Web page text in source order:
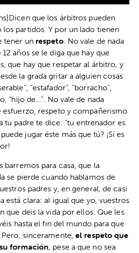
que los árbitros pueden
partidos. Y por un lado tienen
tener un respeto. No vale de nada
años se le diga que hay que
que hay que respetar al árbitro, y
la grada gritar a alguien cosas
“estafador”, “borracho”,
“hijo de…”. No vale de nada
esfuerzo, respeto y compañerismo
tu padre te dice: “tu entrenador es
jugar éste más que tú? ¡Sí es
barremos para casa, que la
se pierde cuando hablamos de
padres y, en general, de casi
está clara: al igual que yo, vuestros
que deis la vida por ellos. Que les
hasta el fin del mundo para que
sinceramente,el respeto que
formación, pese a que no sea